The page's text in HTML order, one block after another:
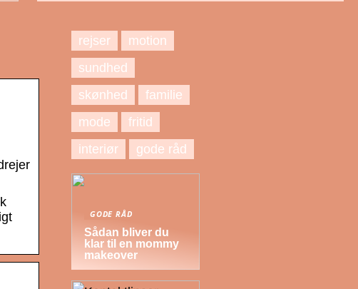
rejser
motion
sundhed
skønhed
familie
mode
fritid
interiør
gode råd
GODE RÅD
Sådan bliver du
klar til en mommy
makeover